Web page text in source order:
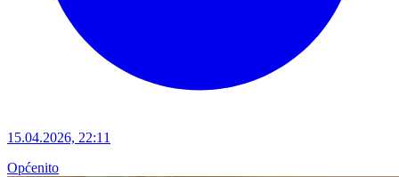
15.04.2026, 22:11
Općenito